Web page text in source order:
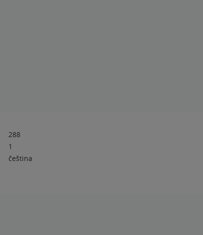
288
1
čeština